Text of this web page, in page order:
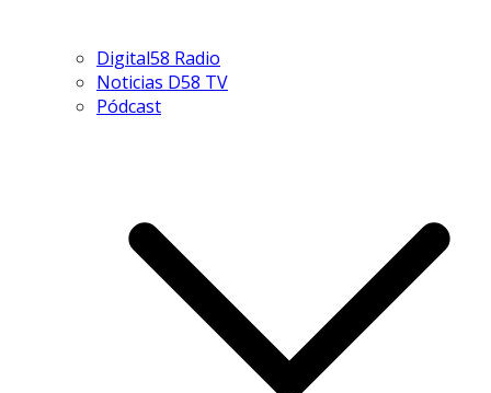
Digital58 Radio
Noticias D58 TV
Pódcast